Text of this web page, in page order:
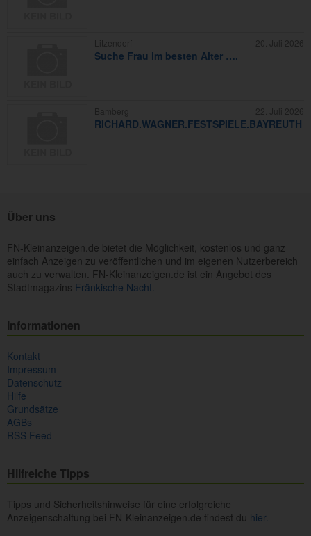
Suche Frau im besten Alter ….
RICHARD.WAGNER.FESTSPIELE.BAYREUTH
Über uns
FN-Kleinanzeigen.de bietet die Möglichkeit, kostenlos und ganz
einfach Anzeigen zu veröffentlichen und im eigenen Nutzerbereich
auch zu verwalten. FN-Kleinanzeigen.de ist ein Angebot des
Stadtmagazins Fränkische Nacht.
Informationen
Kontakt
Impressum
Datenschutz
Hilfe
Grundsätze
AGBs
RSS Feed
Hilfreiche Tipps
Tipps und Sicherheitshinweise für eine erfolgreiche
Anzeigenschaltung bei FN-Kleinanzeigen.de findest du hier.